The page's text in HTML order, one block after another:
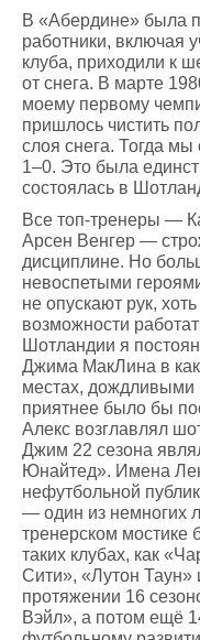
В «Абердине» была
работники, включая
клуба, приходили к
от снега. В марте
моему первому
пришлось чистить
слоя снега. Тогда
1–0. Это была
состоялась в
Все топ-тренеры —
Арсен Венгер —
дисциплине. Но
невоспетыми
не опускают рук,
возможности
Шотландии я
Джима МакЛина в
местах, дождливыми
приятнее было бы
Алекс возглавлял
Джим 22 сезона
Юнайтед». Имена
нефутбольной
— один из немногих
тренерском мостике
таких клубах, как
Сити», «Лутон
протяжении 16
Вэйл», а потом ещё